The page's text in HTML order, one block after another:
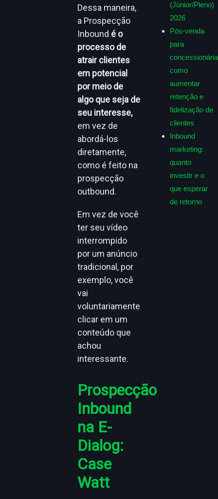
Dessa maneira,
a Prospecção
Inbound é o
processo de
atrair clientes
em potencial
por meio de
algo que seja de
seu interesse,
em vez de
abordá-los
diretamente,
como é feito na
prospecção
outbound.
Em vez de você
ter seu vídeo
interrompido
por um anúncio
tradicional, por
exemplo, você
vai
voluntariamente
clicar em um
conteúdo que
achou
interessante.
Prospecção
Inbound
na E-
Dialog:
Case
Watt
(Júnior/Pleno)
2026
Pós-venda
para
como
aumentar
retenção e
fidelização de
clientes
Inbound
marketing:
quanto
investir e o
que esperar
de retorno